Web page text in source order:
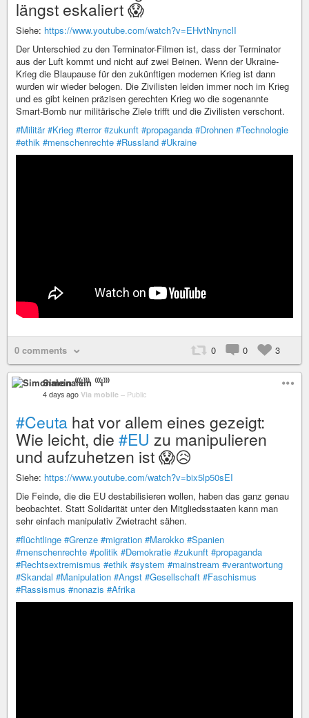
längst eskaliert 😱
Siehe: https://www.youtube.com/watch?v=EHvtNnynclI
Der Unterschied zu den Terminator-Filmen ist, dass der Terminator
aus der Luft kommt und nicht auf zwei Beinen. Wenn der Ukraine-
Krieg die Blaupause für den zukünftigen modernen Krieg ist dann
wurden wir wieder belogen. Die Zivilisten leiden immer noch im Krieg
und es gibt keinen präzisen gerechten Krieg wo die sogenannte
Smart-Bomb nur militärische Ziele trifft und die Zivilisten verschont.
#Militär #Krieg #terror #zukunft #propaganda #Drohnen #Technologie
#ethik #menschenrechte #Russland #Ukraine
0 comments 0 0 3
Simonalein ⁽⁽⁽i⁾⁾⁾
4 days ago Via mobile – Public
#Ceuta hat vor allem eines gezeigt:
Wie leicht, die #EU zu manipulieren
und aufzuhetzen ist 😱😥
Siehe: https://www.youtube.com/watch?v=bix5lp50sEI
Die Feinde, die die EU destabilisieren wollen, haben das ganz genau
beobachtet. Statt Solidarität unter den Mitgliedsstaaten kann man
sehr einfach manipulativ Zwietracht sähen.
#flüchtlinge #Grenze #migration #Marokko #Spanien
#menschenrechte #politik #Demokratie #zukunft #propaganda
#Rechtsextremismus #ethik #system #mainstream #verantwortung
#Skandal #Manipulation #Angst #Gesellschaft #Faschismus
#Rassismus #nonazis #Afrika